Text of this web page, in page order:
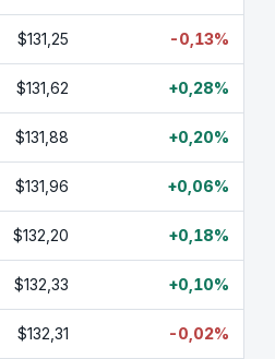
$131,25 -0,13%
$131,62 +0,28%
$131,88 +0,20%
$131,96 +0,06%
$132,20 +0,18%
$132,33 +0,10%
$132,31 -0,02%